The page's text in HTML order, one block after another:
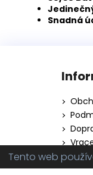
Tento web
Snadná